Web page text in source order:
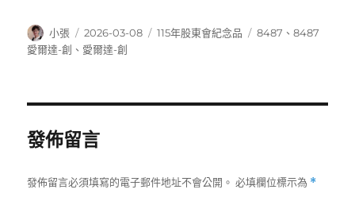
作
者
小張
發
佈
2026-03-08
分
115年股東會紀念品
標
8487 、8487
愛爾達-創 、 愛爾達-創
發佈留言
發佈留言必須填寫的電子郵件地址不會公開。 必填欄位標示為 *